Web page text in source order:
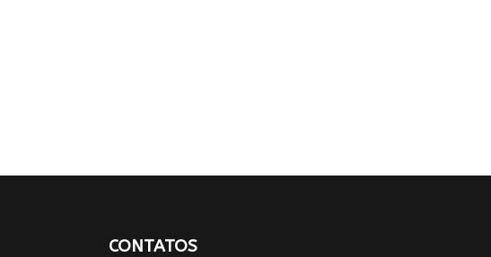
CONTATOS